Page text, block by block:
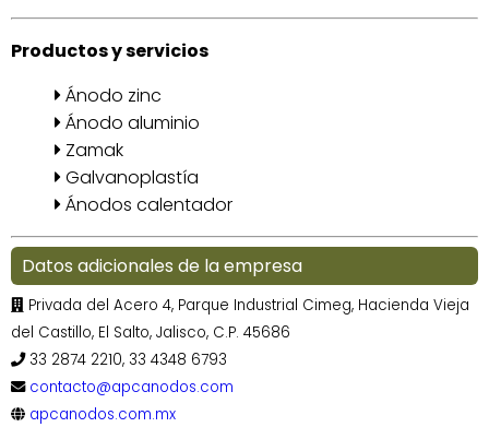
Productos y servicios
Ánodo zinc
Ánodo aluminio
Zamak
Galvanoplastía
Ánodos calentador
Datos adicionales de la empresa
Privada del Acero 4, Parque Industrial Cimeg, Hacienda Vieja
del Castillo, El Salto, Jalisco, C.P. 45686
33 2874 2210, 33 4348 6793
contacto@apcanodos.com
apcanodos.com.mx